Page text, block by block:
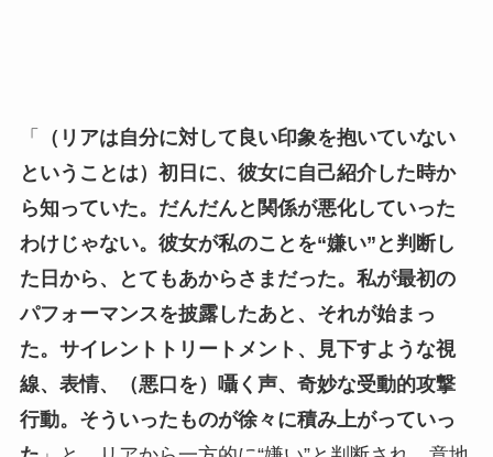
「
（リアは自分に対して良い印象を抱いていない
ということは）初日に、彼女に自己紹介した時か
ら知っていた。だんだんと関係が悪化していった
わけじゃない。彼女が私のことを“嫌い”と判断し
た日から、とてもあからさまだった。私が最初の
パフォーマンスを披露したあと、それが始まっ
た。サイレントトリートメント、見下すような視
線、表情、（悪口を）囁く声、奇妙な受動的攻撃
行動。そういったものが徐々に積み上がっていっ